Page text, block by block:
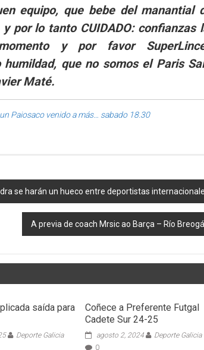
equipo, que bebe del manantial
por lo tanto CUIDADO: confianzas
y por favor
que no somos el Paris
Maté.
Paiosaco venido a más… sabado 18.30
se harán un hueco entre deportistas
A previa de coach Mrsic ao Barça – Río
saída para
Deporte Galicia
Coñece a Preferente Futgal
Cadete Sur 24-25
agosto 2, 2024
Deporte Galicia
0